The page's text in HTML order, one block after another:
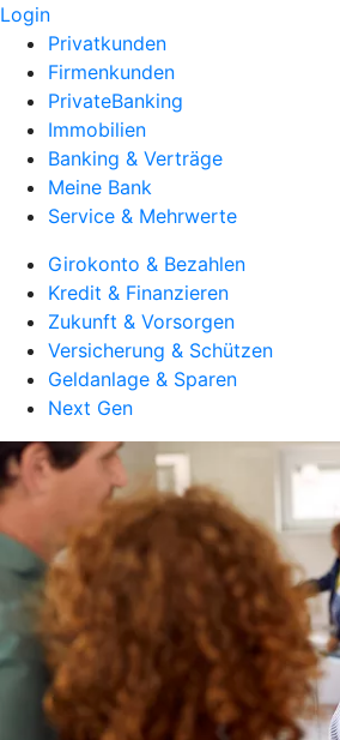
Login
Privatkunden
Firmenkunden
PrivateBanking
Immobilien
Banking & Verträge
Meine Bank
Service & Mehrwerte
Girokonto & Bezahlen
Kredit & Finanzieren
Zukunft & Vorsorgen
Versicherung & Schützen
Geldanlage & Sparen
Next Gen